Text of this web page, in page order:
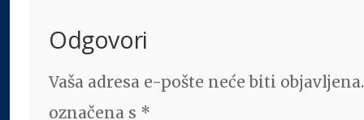
Odgovori
Vaša adresa e-pošte neće biti
označena s *